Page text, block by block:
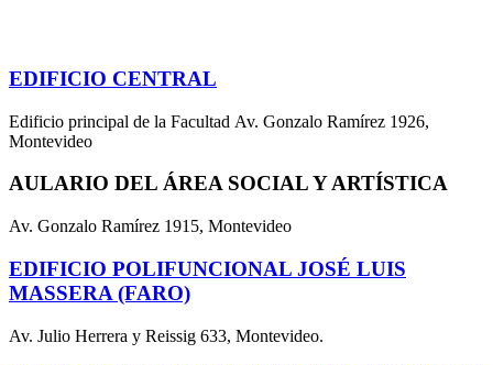
EDIFICIO CENTRAL
Edificio principal de la Facultad Av. Gonzalo Ramírez 1926,
Montevideo
AULARIO DEL ÁREA SOCIAL Y ARTÍSTICA
Av. Gonzalo Ramírez 1915, Montevideo
EDIFICIO POLIFUNCIONAL JOSÉ LUIS
MASSERA (FARO)
Av. Julio Herrera y Reissig 633, Montevideo.